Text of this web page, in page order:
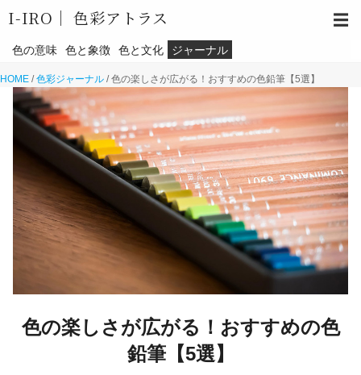
I-IRO｜ 色彩アトラス
色の意味 色と象徴 色と文化 ジャーナル
☰
HOME / 色彩ジャーナル /色の楽しさが広がる！おすすめの色鉛筆【5選】
色の楽しさが広がる！おすすめの色
鉛筆【5選】